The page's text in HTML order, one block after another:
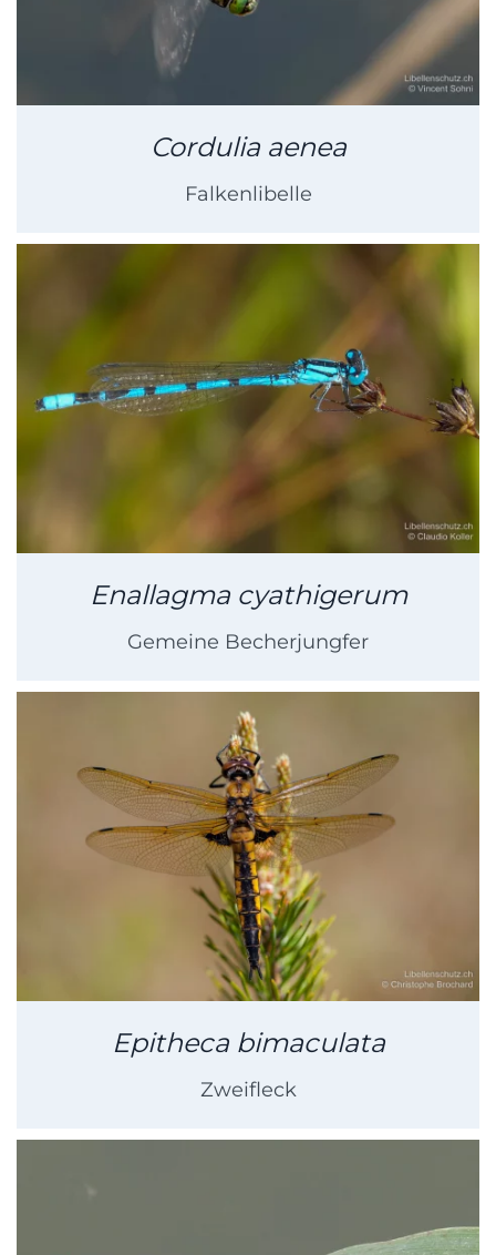
Cordulia aenea
Falkenlibelle
Enallagma cyathigerum
Gemeine Becherjungfer
Epitheca bimaculata
Zweifleck